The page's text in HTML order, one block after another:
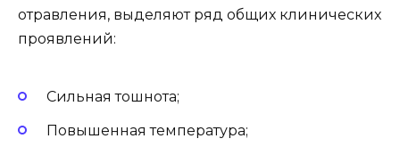
отравления, выделяют ряд общих клинических
проявлений:
Сильная тошнота;
Повышенная температура;